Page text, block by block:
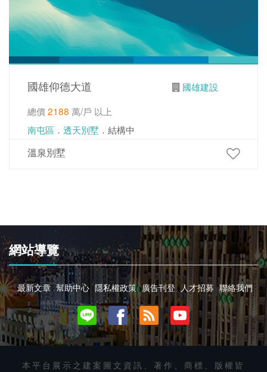
國雄仰德大道
國雄建設
總價2188 萬/戶 以上
南屯區 ． 透天別墅 ．結構中
溫泉別墅
網站導覽
最新文章 幫助中心 隱私權政策 廣告刊登 人才招募 聯絡我們
本平台展示之建案圖文資訊、著作、商標、版權皆